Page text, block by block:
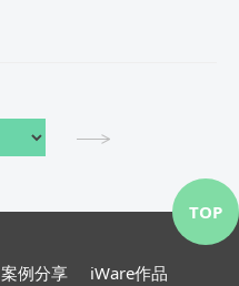
案例分享
iWare作品
TOP